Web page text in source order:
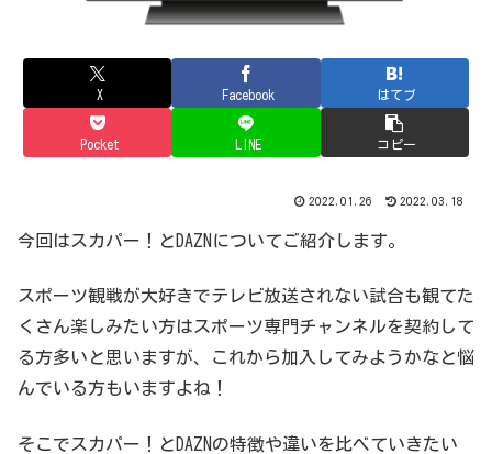
X Facebook はてブ
Pocket LINE コピー
2022.01.26 2022.03.18
今回はスカパー！とDAZNについてご紹介します。
スポーツ観戦が大好きでテレビ放送されない試合も観てた
くさん楽しみたい方はスポーツ専門チャンネルを契約して
る方多いと思いますが、これから加入してみようかなと悩
んでいる方もいますよね！
そこでスカパー！とDAZNの特徴や違いを比べていきたい